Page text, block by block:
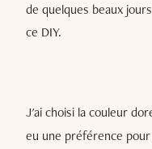
de quelques beaux
ce DIY.
J'ai choisi la couleur
eu une préférence